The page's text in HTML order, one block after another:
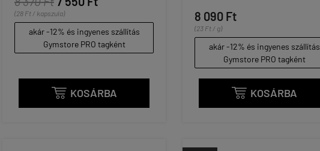
(28 Ft / kapszula)
akár -12% és ingyenes szállítás
Gymstore PRO tagként
 KOSÁRBA
8 090 Ft
(23 Ft / g)
akár -12% és ingyenes szállítás
Gymstore PRO tagként
 KOSÁRBA